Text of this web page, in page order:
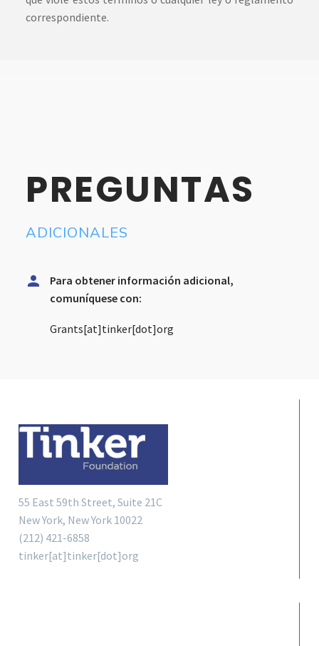
correspondiente.
PREGUNTAS
ADICIONALES


Para obtener información adicional,
comuníquese con:
Grants[at]tinker[dot]org
55 East 59th Street, Suite 21C
New York, New York 10022
(212) 421-6858
tinker[at]tinker[dot]org